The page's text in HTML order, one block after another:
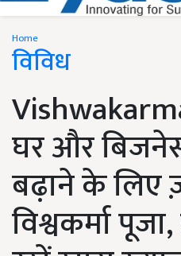
Home
विविध
घर और
बढ़ाने के
विश्वकर्मा